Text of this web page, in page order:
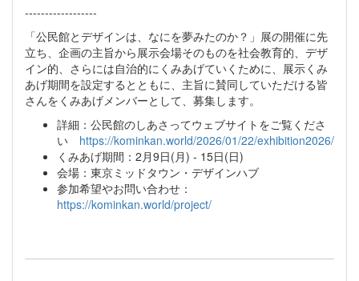
------------------
「公民館とデザインは、なにを夢みたのか？」展の開催に先
立ち、企画の主旨から展示会場そのものを社会教育的、デザ
イン的、さらには自治的にくみあげていくために、展示くみ
あげ期間を設定するとともに、主旨に賛同していただける皆
さんをくみあげメンバーとして、募集します。
詳細：公民館のしあさってウェブサイトをご覧くださ
い https://kominkan.world/2026/01/22/exhibition2026/
くみあげ期間：2月9日(月) - 15日(日)
会場：東京ミッドタウン・デザインハブ
参加希望やお問い合わせ：
https://kominkan.world/project/